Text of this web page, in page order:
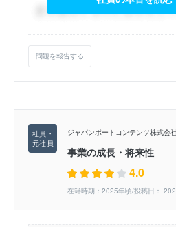
問題を報告する
ジャパンポートコンテンツ株式会
事業の成長・将来性
4.0
在籍時期：2025年頃/投稿日：